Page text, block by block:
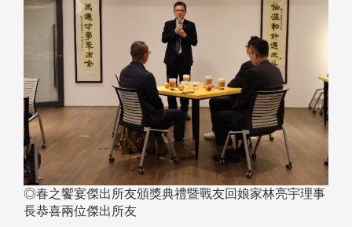
◎春之饗宴傑出所友頒獎典禮暨戰友回娘家林亮宇理事
長恭喜兩位傑出所友